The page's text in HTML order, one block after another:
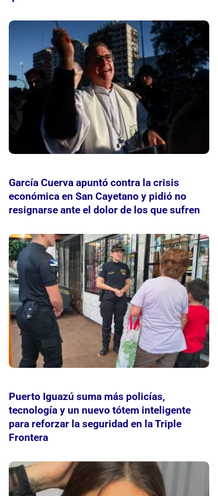
García Cuerva apuntó contra la crisis
económica en San Cayetano y pidió no
resignarse ante el dolor de los que sufren
Puerto Iguazú suma más policías,
tecnología y un nuevo tótem inteligente
para reforzar la seguridad en la Triple
Frontera